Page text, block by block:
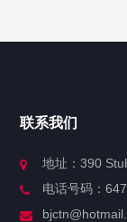
服务分类
联系我们
地址：390
电话号码：